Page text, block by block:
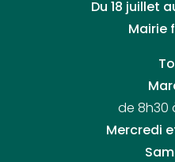
Du 18 juillet
Mairie
de 8h30
Mercredi